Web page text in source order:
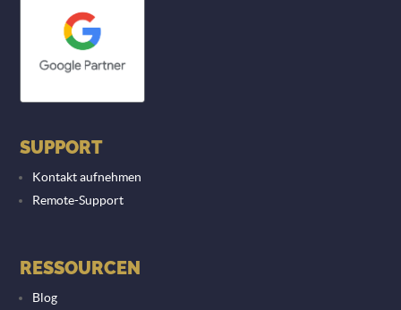
SUPPORT
Kontakt aufnehmen
Remote-Support
RESSOURCEN
Blog